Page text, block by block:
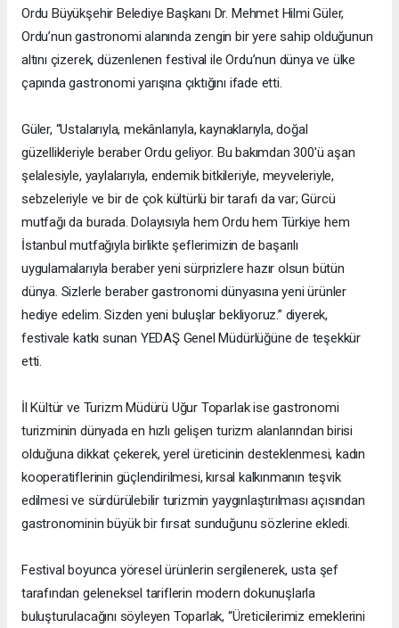
Ordu Büyükşehir Belediye Başkanı Dr. Mehmet Hilmi Güler,
Ordu’nun gastronomi alanında zengin bir yere sahip olduğunun
altını çizerek, düzenlenen festival ile Ordu’nun dünya ve ülke
çapında gastronomi yarışına çıktığını ifade etti.
Güler, “Ustalarıyla, mekânlarıyla, kaynaklarıyla, doğal
güzellikleriyle beraber Ordu geliyor. Bu bakımdan 300'ü aşan
şelalesiyle, yaylalarıyla, endemik bitkileriyle, meyveleriyle,
sebzeleriyle ve bir de çok kültürlü bir tarafı da var; Gürcü
mutfağı da burada. Dolayısıyla hem Ordu hem Türkiye hem
İstanbul mutfağıyla birlikte şeflerimizin de başarılı
uygulamalarıyla beraber yeni sürprizlere hazır olsun bütün
dünya. Sizlerle beraber gastronomi dünyasına yeni ürünler
hediye edelim. Sizden yeni buluşlar bekliyoruz.” diyerek,
festivale katkı sunan YEDAŞ Genel Müdürlüğüne de teşekkür
etti.
İl Kültür ve Turizm Müdürü Uğur Toparlak ise gastronomi
turizminin dünyada en hızlı gelişen turizm alanlarından birisi
olduğuna dikkat çekerek, yerel üreticinin desteklenmesi, kadın
kooperatiflerinin güçlendirilmesi, kırsal kalkınmanın teşvik
edilmesi ve sürdürülebilir turizmin yaygınlaştırılması açısından
gastronominin büyük bir fırsat sunduğunu sözlerine ekledi.
Festival boyunca yöresel ürünlerin sergilenerek, usta şef
tarafından geleneksel tariflerin modern dokunuşlarla
buluşturulacağını söyleyen Toparlak, “Üreticilerimiz emeklerini